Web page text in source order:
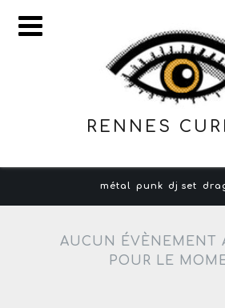
RENNES
métal punk dj set
AUCUN ÉVÈNEMENT
POUR LE